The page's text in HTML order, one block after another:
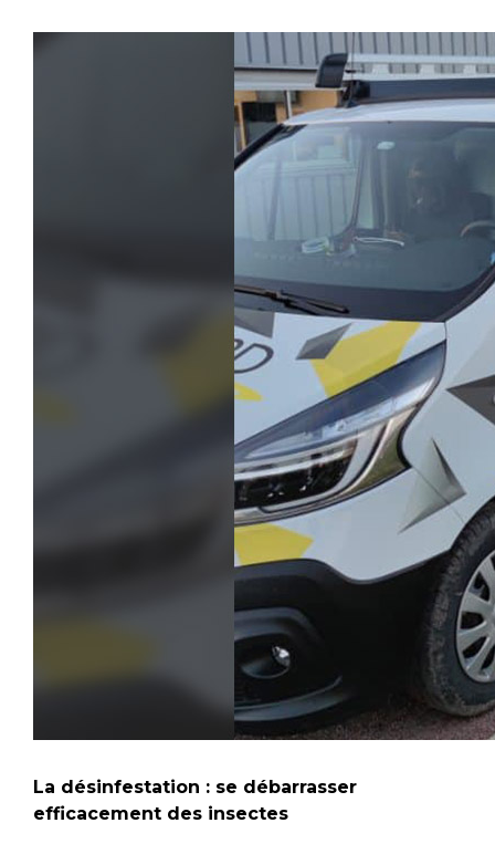
La désinfestation : se débarrasser
efficacement des insectes